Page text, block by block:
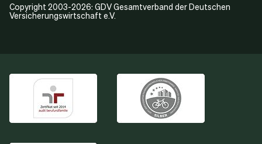
Copyright 2003-2026: GDV Gesamtverband der Deutschen
Versicherungswirtschaft e.V.